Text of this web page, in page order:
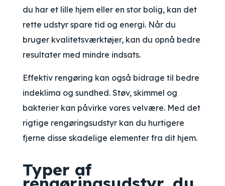
du har et lille hjem eller en stor bolig, kan det
rette udstyr spare tid og energi. Når du
bruger kvalitetsværktøjer, kan du opnå bedre
resultater med mindre indsats.
Effektiv rengøring kan også bidrage til bedre
indeklima og sundhed. Støv, skimmel og
bakterier kan påvirke vores velvære. Med det
rigtige rengøringsudstyr kan du hurtigere
fjerne disse skadelige elementer fra dit hjem.
Typer af